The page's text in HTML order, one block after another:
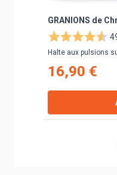
GRANIONS de
Halte aux pulsions
16,90 €